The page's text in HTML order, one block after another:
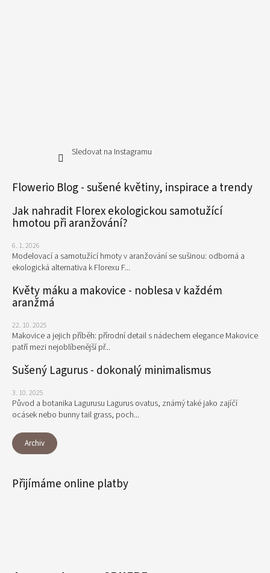
Sledovat na Instagramu
Flowerio Blog - sušené květiny, inspirace a trendy
Jak nahradit Florex ekologickou samotužící
hmotou při aranžování?
6. 1. 2026
Modelovací a samotužící hmoty v aranžování se sušinou: odborná a
ekologická alternativa k Florexu F...
Květy máku a makovice - noblesa v každém
aranžmá
22. 10. 2025
Makovice a jejich příběh: přírodní detail s nádechem elegance Makovice
patří mezi nejoblíbenější př...
Sušený Lagurus - dokonalý minimalismus
3. 10. 2025
Původ a botanika Lagurusu Lagurus ovatus, známý také jako zajíčí
ocásek nebo bunny tail grass, poch...
Archiv
Přijímáme online platby